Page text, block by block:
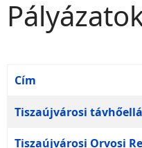
Cím
Tiszaújvárosi
Tiszaújvárosi Orvosi